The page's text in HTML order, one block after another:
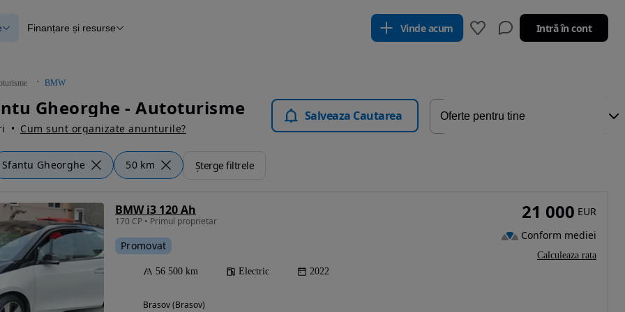
verificate
Blog Autovit.ro
Finanțare și resurse Vinde acum Intră în cont
BMW
Gheorghe - Autoturisme
Cum sunt organizate anunturile?
Salveaza Cautarea
Sfantu Gheorghe 50 km Șterge filtrele
BMW i3 120 Ah
170 CP • Primul proprietar
Promovat
56 500 km Electric 2022
Brasov (Brasov)
21 000 EUR
Conform mediei
Calculeaza rata